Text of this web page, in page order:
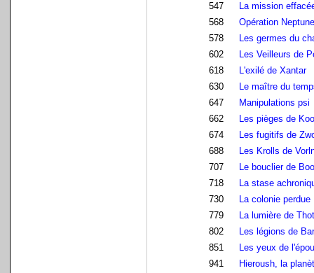
547
La mission
568
Opération Neptune
578
Les germes du
602
Les Veilleurs de
618
L'exilé de Xantar
630
Le maître du
647
Manipulations psi
662
Les pièges de
674
Les fugitifs de
688
Les Krolls de
707
Le bouclier de
718
La stase
730
La colonie perdue
779
La lumière de Thot
802
Les légions de
851
Les yeux de
941
Hieroush, la